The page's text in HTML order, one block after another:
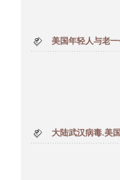
美国年轻人与老
大陆武汉病毒.美